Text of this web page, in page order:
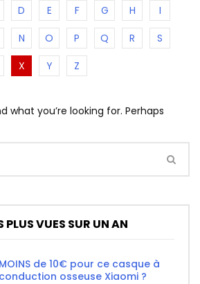
D E F G H
I
N O P Q R
S
X Y Z
what you’re looking for. Perhaps
PLUS VUES SUR UN AN
MOINS de 10€ pour ce casque à
conduction osseuse Xiaomi ?